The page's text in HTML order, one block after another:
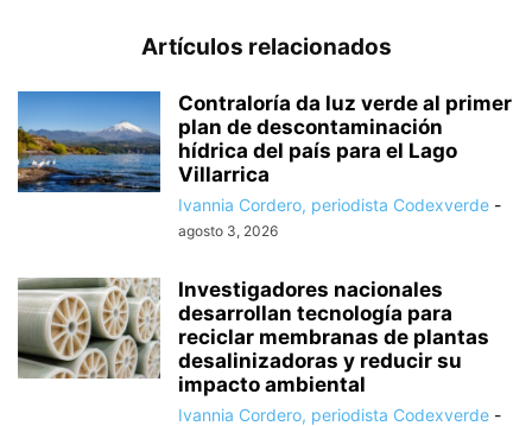
Artículos relacionados
Contraloría da luz verde al primer
plan de descontaminación
hídrica del país para el Lago
Villarrica
Ivannia Cordero, periodista Codexverde -
agosto 3, 2026
Investigadores nacionales
desarrollan tecnología para
reciclar membranas de plantas
desalinizadoras y reducir su
impacto ambiental
Ivannia Cordero, periodista Codexverde -